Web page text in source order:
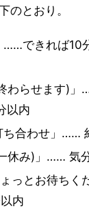
のとおり。
……できれば10
わらせます)
以内
ち合わせ」……
休み)」…… 気
ょっとお待ち
内